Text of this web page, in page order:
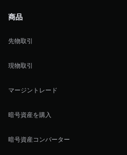
商品
先物取引
現物取引
マージントレード
暗号資産を購入
暗号資産コンバーター